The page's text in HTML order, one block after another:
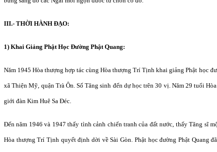
III.- THỜI HÀNH ĐẠO:
1) Khai Giảng Phật Học Đường Phật Quang:
Năm 1945 Hòa thượng hợp tác cùng Hòa thượng Trí Tịnh khai giảng Phật học
xã Thiện Mỹ, quận Trà Ôn. Số Tăng sinh đến dự học trên 30 vị. Năm 29 tuổi
giới đàn Kim Huê Sa Đéc.
Đến năm 1946 và 1947 thấy tình cảnh chiến tranh của đất nước, thấy Tăng sĩ
Hòa thượng Trí Tịnh quyết định dời về Sài Gòn. Phật học đường Phật Quang